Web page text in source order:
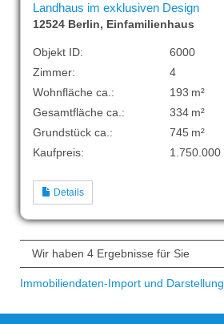
Landhaus im exklusiven Design
12524 Berlin, Einfamilienhaus
Objekt ID:
6000
Zimmer:
4
Wohnfläche ca.:
193 m²
Gesamtfläche ca.:
334 m²
Grund­stück ca.:
745 m²
Kaufpreis:
1.750.000
Details
Wir haben 4 Ergebnisse für Sie
Immobiliendaten-Import und